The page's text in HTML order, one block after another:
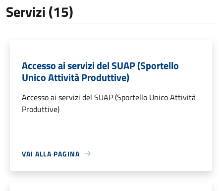
Servizi (15)
Accesso ai servizi del SUAP (Sportello
Unico Attività Produttive)
Accesso ai servizi del SUAP (Sportello Unico Attività
Produttive)
VAI ALLA PAGINA